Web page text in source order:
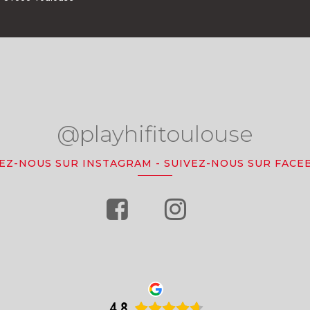
@playhifitoulouse
NOUS SUR INSTAGRAM - SUIVEZ-NOUS SUR